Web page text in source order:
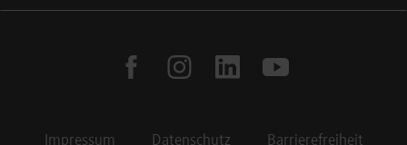
facebookinstagramlinkedin youtube